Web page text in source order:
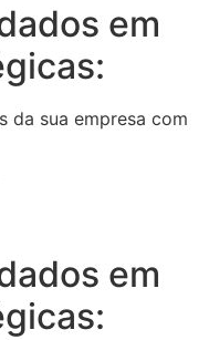
em
da sua empresa com
em